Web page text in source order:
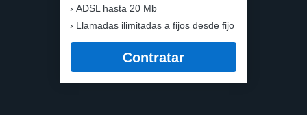
ADSL hasta 20 Mb
Llamadas ilimitadas a fijos desde fijo
Contratar